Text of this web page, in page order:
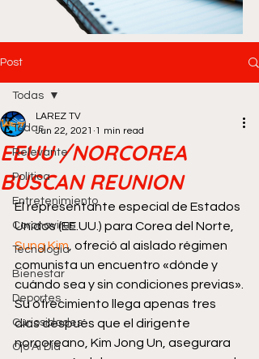
Post
Todas
Relevante
Política
Entretenimiento
Coronavirus
Tecnología
Bienestar
Deportes
Curiosidades
Ojo Al Día
Todas
EEUU /NORCOREA
BUSCAN REUNION
LAREZ TV
Jun 22, 2021 1 min read
El representante especial de Estados
Unidos (EE.UU.) para Corea del Norte,
Sung Kim , ofreció al aislado régimen
comunista un encuentro «dónde y
cuándo sea y sin condiciones previas».
Su ofrecimiento llega apenas tres
días después que el dirigente
norcoreano, Kim Jong Un, asegurara